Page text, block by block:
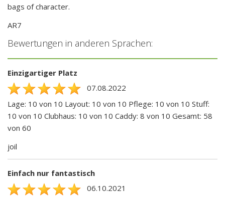
bags of character.
AR7
Bewertungen in anderen Sprachen:
Einzigartiger Platz
07.08.2022
Lage: 10 von 10 Layout: 10 von 10 Pflege: 10 von 10 Stuff:
10 von 10 Clubhaus: 10 von 10 Caddy: 8 von 10 Gesamt: 58
von 60
joil
Einfach nur fantastisch
06.10.2021